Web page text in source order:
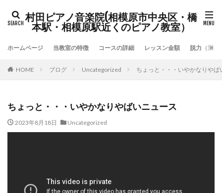
村田ピアノ音楽院(相模原市中央区・橋
本駅・相模原駅近くのピアノ教室）
ホームページ 当教室の特徴 コースの詳細 レッスン金額 脱力（重力
HOME ブログ Uncategorized ちょっと・・・いやかなりやば
ちょっと・・・いやかなりやばいニュース
2023年8月18日 Uncategorized